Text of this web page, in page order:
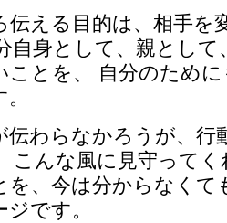
伝える目的は、相手
自身として、親とし
ことを、 自分のため
伝わらなかろうが、行
こんな風に見守って
を、今は分からなく
です。